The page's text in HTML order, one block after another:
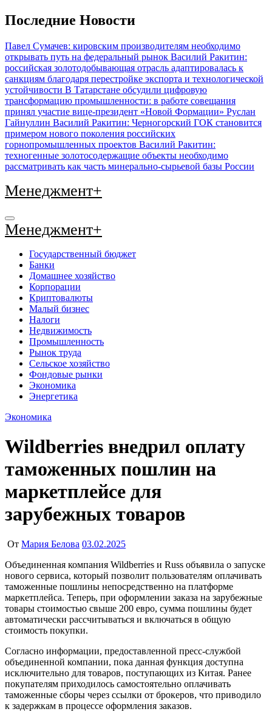
Перейти
к
Последние Новости
Павел Сумачев: кировским производителям необходимо
открывать путь на федеральный рынок Василий Ракитин:
российская золотодобывающая отрасль адаптировалась к
санкциям благодаря перестройке экспорта и технологической
устойчивости В Татарстане обсудили цифровую
трансформацию промышленности: в работе совещания
принял участие вице-президент «Новой Формации» Руслан
Гайнуллин Василий Ракитин: Черногорский ГОК становится
примером нового поколения российских
горнопромышленных проектов Василий Ракитин:
техногенные золотосодержащие объекты необходимо
рассматривать как часть минерально-сырьевой базы России
Менеджмент+
Менеджмент+
Государственный бюджет
Банки
Домашнее хозяйство
Корпорации
Криптовалюты
Малый бизнес
Налоги
Недвижимость
Промышленность
Рынок труда
Сельское хозяйство
Фондовые рынки
Экономика
Энергетика
Экономика
Wildberries внедрил оплату
таможенных пошлин на
маркетплейсе для
зарубежных товаров
От Мария Белова 03.02.2025
Объединенная компания Wildberries и Russ объявила о запуске
нового сервиса, который позволит пользователям оплачивать
таможенные пошлины непосредственно на платформе
маркетплейса. Теперь, при оформлении заказа на зарубежные
товары стоимостью свыше 200 евро, сумма пошлины будет
автоматически рассчитываться и включаться в общую
стоимость покупки.
Согласно информации, предоставленной пресс-службой
объединенной компании, пока данная функция доступна
исключительно для товаров, поступающих из Китая. Ранее
покупателям приходилось самостоятельно оплачивать
таможенные сборы через ссылки от брокеров, что приводило
к задержкам в процессе оформления заказов.